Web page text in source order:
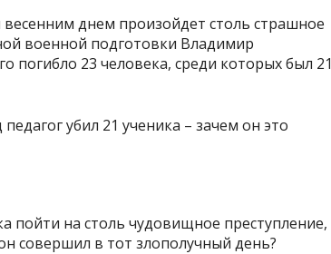
днем произойдет столь страшное
военной подготовки Владимир
погибло 23 человека, среди которых был 21
пойти на столь чудовищное преступление,
совершил в тот злополучный день?